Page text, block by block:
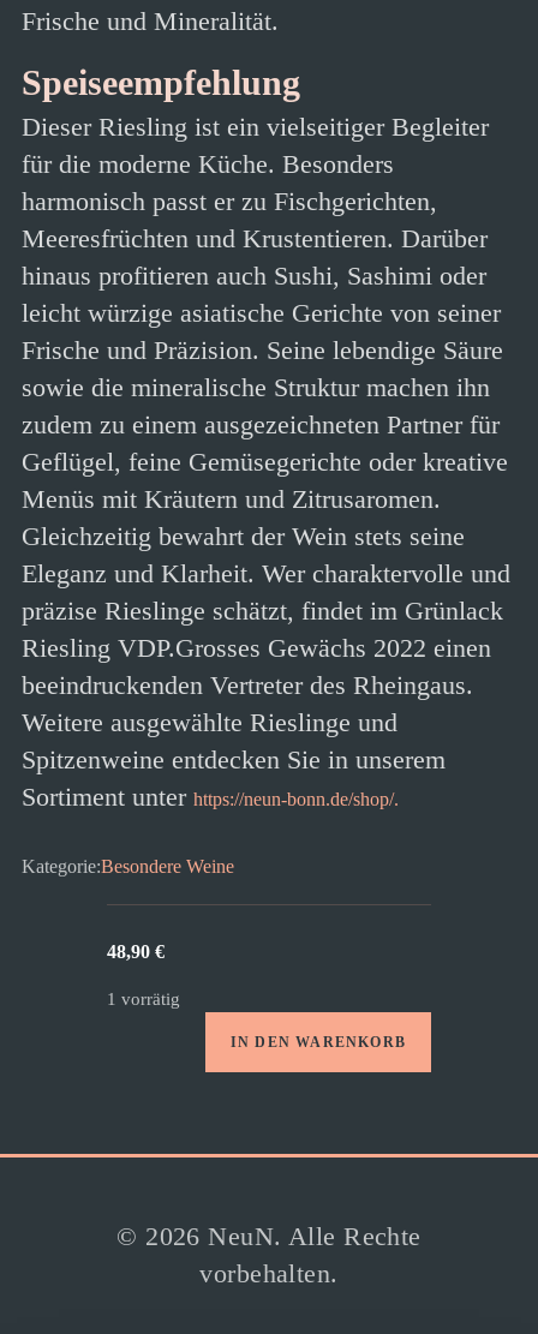
Frische und Mineralität.
Speiseempfehlung
Dieser Riesling ist ein vielseitiger Begleiter
für die moderne Küche. Besonders
harmonisch passt er zu Fischgerichten,
Meeresfrüchten und Krustentieren. Darüber
hinaus profitieren auch Sushi, Sashimi oder
leicht würzige asiatische Gerichte von seiner
Frische und Präzision. Seine lebendige Säure
sowie die mineralische Struktur machen ihn
zudem zu einem ausgezeichneten Partner für
Geflügel, feine Gemüsegerichte oder kreative
Menüs mit Kräutern und Zitrusaromen.
Gleichzeitig bewahrt der Wein stets seine
Eleganz und Klarheit. Wer charaktervolle und
präzise Rieslinge schätzt, findet im Grünlack
Riesling VDP.Grosses Gewächs 2022 einen
beeindruckenden Vertreter des Rheingaus.
Weitere ausgewählte Rieslinge und
Spitzenweine entdecken Sie in unserem
Sortiment unter https://neun-bonn.de/shop/.
Kategorie:Besondere Weine
48,90 €
1 vorrätig
IN DEN WARENKORB
© 2026 NeuN. Alle Rechte
vorbehalten.